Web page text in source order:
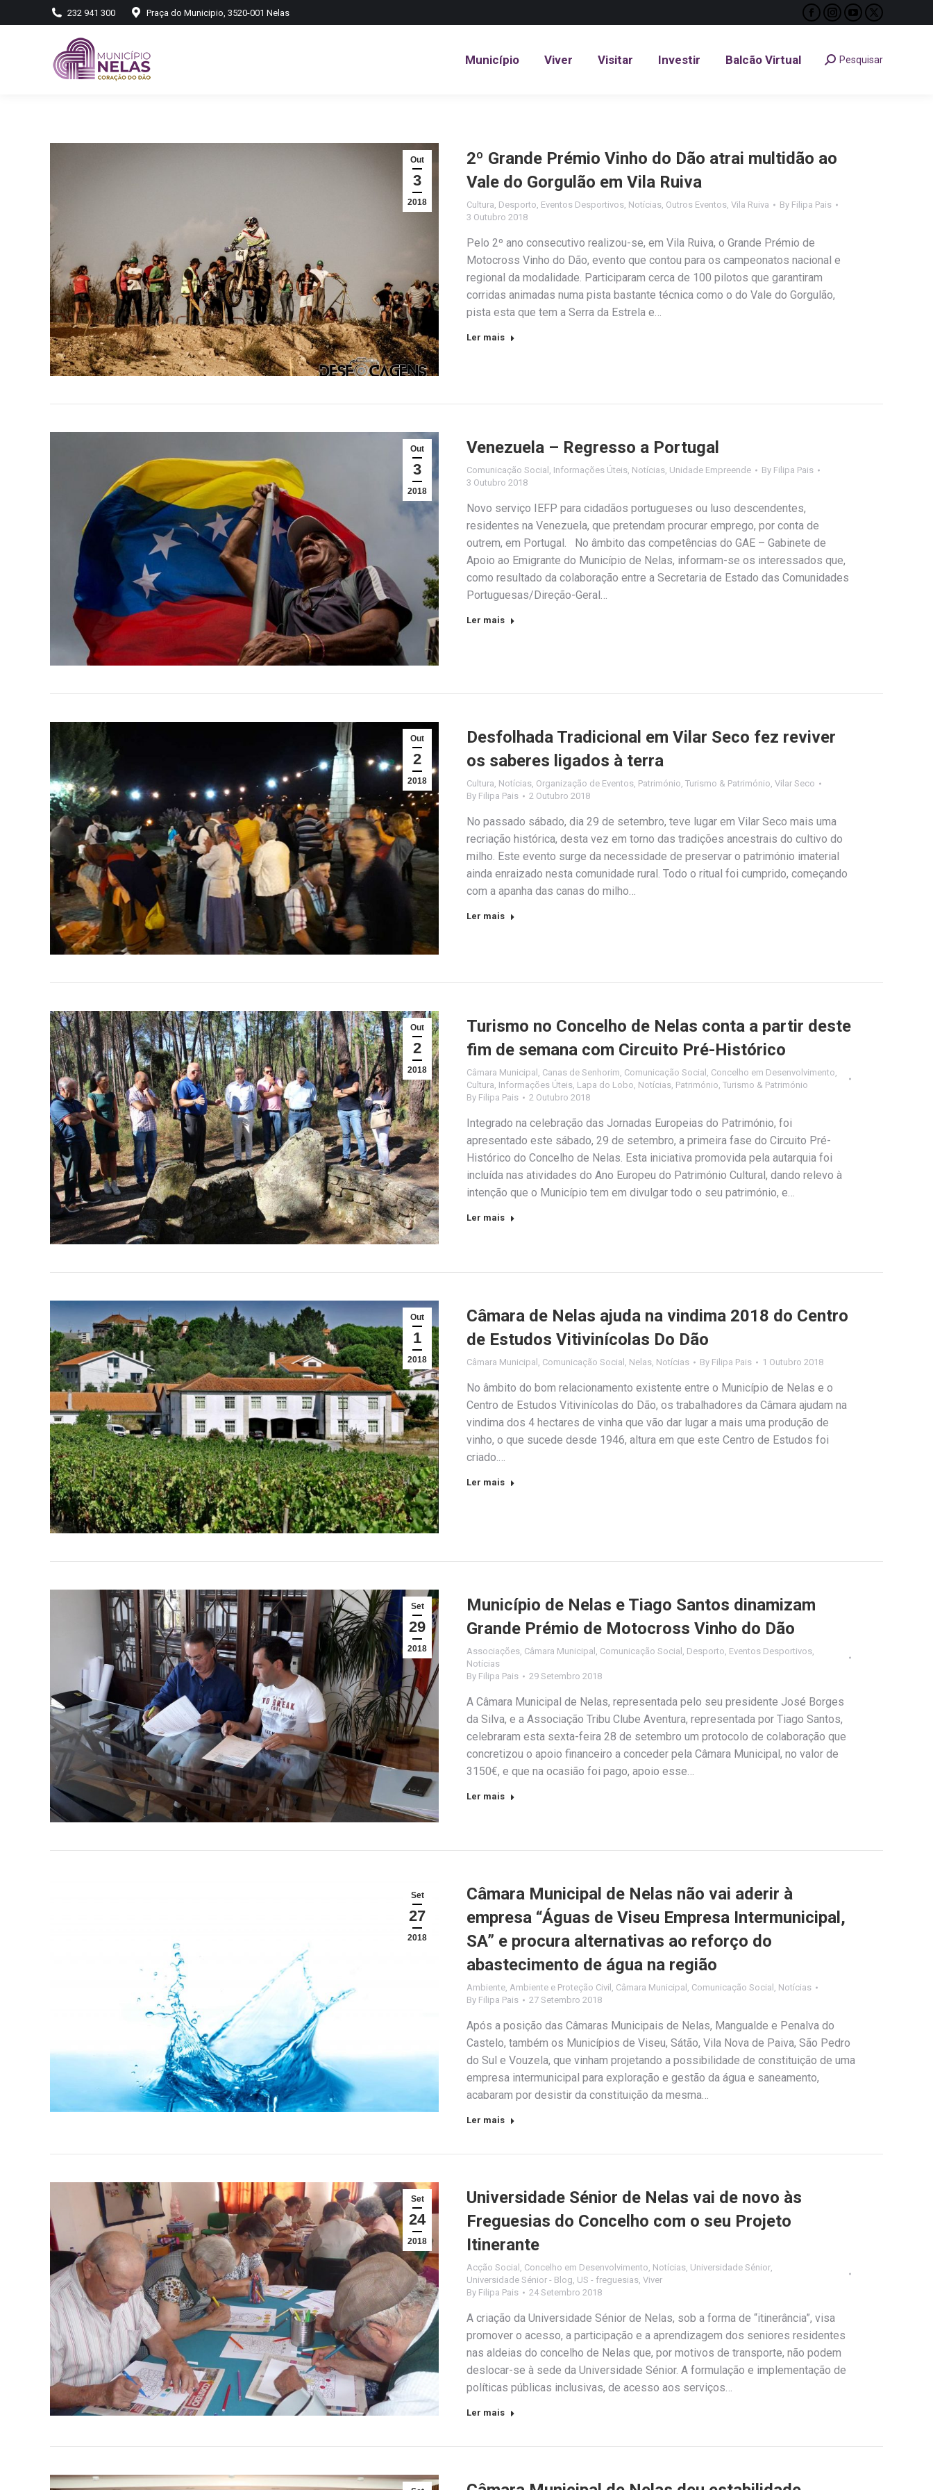
232 941 300 Praça do Municipio, 3520-001 Nelas
Facebook
opens
Instagram
opens
YouTube
opens
X
opens
Município Viver Visitar Investir Balcão Virtual Search:Pesquisar
Out
3
2018
2º Grande Prémio Vinho do Dão atrai multidão ao
Vale do Gorgulão em Vila Ruiva
Cultura, Desporto, Eventos Desportivos, Notícias, Outros Eventos, Vila Ruiva By Filipa Pais
3 Outubro 2018
Pelo 2º ano consecutivo realizou-se, em Vila Ruiva, o Grande Prémio de
Motocross Vinho do Dão, evento que contou para os campeonatos nacional e
regional da modalidade. Participaram cerca de 100 pilotos que garantiram
corridas animadas numa pista bastante técnica como o do Vale do Gorgulão,
pista esta que tem a Serra da Estrela e…
Ler mais
Out
3
2018
Venezuela – Regresso a Portugal
Comunicação Social , Informações Úteis, Notícias, Unidade Empreende By Filipa Pais
3 Outubro 2018
Novo serviço IEFP para cidadãos portugueses ou luso descendentes,
residentes na Venezuela, que pretendam procurar emprego, por conta de
outrem, em Portugal. No âmbito das competências do GAE – Gabinete de
Apoio ao Emigrante do Município de Nelas, informam-se os interessados que,
como resultado da colaboração entre a Secretaria de Estado das Comunidades
Portuguesas/Direção-Geral…
Ler mais
Out
2
2018
Desfolhada Tradicional em Vilar Seco fez reviver
os saberes ligados à terra
Cultura Notícias Organização de Eventos Património Turismo & Património Vilar Seco
By Filipa Pais 2 Outubro 2018
No passado sábado, dia 29 de setembro, teve lugar em Vilar Seco mais uma
recriação histórica, desta vez em torno das tradições ancestrais do cultivo do
milho. Este evento surge da necessidade de preservar o património imaterial
ainda enraizado nesta comunidade rural. Todo o ritual foi cumprido, começando
com a apanha das canas do milho…
Ler mais
Out
2
2018
Turismo no Concelho de Nelas conta a partir deste
fim de semana com Circuito Pré-Histórico
Câmara Municipal , Canas de Senhorim, Comunicação Social , Concelho em Desenvolvimento,
Cultura, Informações Úteis, Lapa do Lobo, Notícias, Património, Turismo & Património
By Filipa Pais 2 Outubro 2018
Integrado na celebração das Jornadas Europeias do Património, foi
apresentado este sábado, 29 de setembro, a primeira fase do Circuito Pré-
Histórico do Concelho de Nelas. Esta iniciativa promovida pela autarquia foi
incluída nas atividades do Ano Europeu do Património Cultural, dando relevo à
intenção que o Município tem em divulgar todo o seu património, e…
Ler mais
Out
1
2018
Câmara de Nelas ajuda na vindima 2018 do Centro
de Estudos Vitivinícolas Do Dão
Câmara Municipal Comunicação Social Nelas Notícias By Filipa Pais 1 Outubro 2018
No âmbito do bom relacionamento existente entre o Município de Nelas e o
Centro de Estudos Vitivinícolas do Dão, os trabalhadores da Câmara ajudam na
vindima dos 4 hectares de vinha que vão dar lugar a mais uma produção de
vinho, o que sucede desde 1946, altura em que este Centro de Estudos foi
criado.…
Ler mais
Set
29
2018
Município de Nelas e Tiago Santos dinamizam
Grande Prémio de Motocross Vinho do Dão
Associações, Câmara Municipal , Comunicação Social , Desporto, Eventos Desportivos,
Notícias
By Filipa Pais 29 Setembro 2018
A Câmara Municipal de Nelas, representada pelo seu presidente José Borges
da Silva, e a Associação Tribu Clube Aventura, representada por Tiago Santos,
celebraram esta sexta-feira 28 de setembro um protocolo de colaboração que
concretizou o apoio financeiro a conceder pela Câmara Municipal, no valor de
3150€, e que na ocasião foi pago, apoio esse…
Ler mais
Set
27
2018
Câmara Municipal de Nelas não vai aderir à
empresa “Águas de Viseu Empresa Intermunicipal,
SA” e procura alternativas ao reforço do
abastecimento de água na região
Ambiente, Ambiente e Proteção Civil , Câmara Municipal , Comunicação Social , Notícias
By Filipa Pais 27 Setembro 2018
Após a posição das Câmaras Municipais de Nelas, Mangualde e Penalva do
Castelo, também os Municípios de Viseu, Sátão, Vila Nova de Paiva, São Pedro
do Sul e Vouzela, que vinham projetando a possibilidade de constituição de uma
empresa intermunicipal para exploração e gestão da água e saneamento,
acabaram por desistir da constituição da mesma…
Ler mais
Set
24
2018
Universidade Sénior de Nelas vai de novo às
Freguesias do Concelho com o seu Projeto
Itinerante
Acção Social , Concelho em Desenvolvimento, Notícias, Universidade Sénior,
Universidade Sénior - Blog, US - freguesias, Viver
By Filipa Pais 24 Setembro 2018
A criação da Universidade Sénior de Nelas, sob a forma de “itinerância”, visa
promover o acesso, a participação e a aprendizagem dos seniores residentes
nas aldeias do concelho de Nelas que, por motivos de transporte, não podem
deslocar-se à sede da Universidade Sénior. A formulação e implementação de
políticas públicas inclusivas, de acesso aos serviços…
Ler mais
Município Viver Visitar Investir Balcão Virtual Search:
Pesquisar